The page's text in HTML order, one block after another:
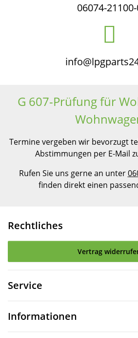
06074-
G 607-Prüfung für
Termine vergeben wir bevorzugt
Abstimmungen per E-Mail
Rufen Sie uns gerne an unter
finden direkt einen
Rechtliches
Vertrag
Service
Informationen